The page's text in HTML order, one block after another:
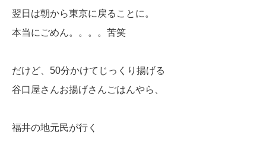
翌日は朝から東京に戻ることに。
本当にごめん。。。。苦笑
だけど、50分かけてじっくり揚げる
谷口屋さんお揚げさんごはんやら、
福井の地元民が行く